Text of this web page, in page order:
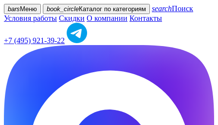
bars Меню book_circleКаталог по категориям searchПоиск
Условия работы Скидки О компании Контакты
+7 (495) 921-39-22